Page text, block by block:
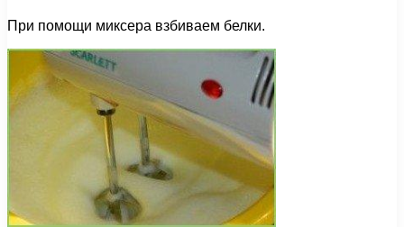
При помощи миксера взбиваем белки.